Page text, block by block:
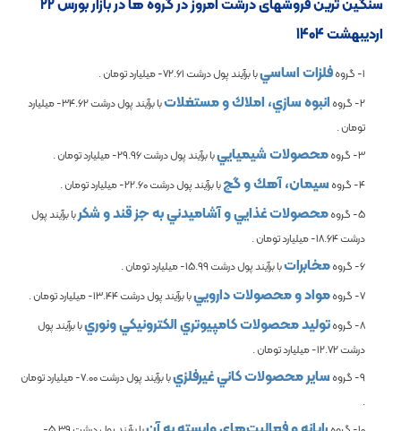
اردیبهشت 1404
1- گروه فلزات اساسيبا برآیند پول درشت-72.61میلیارد تومان .
2- گروه
انبوه سازي، املاك و مستغلاتبا برآیند پول درشت-34.62میلیارد
تومان .
3- گروه
محصولات شيمياييبا برآیند پول درشت-29.96میلیارد تومان .
4- گروه
سيمان، آهك و گچبا برآیند پول درشت-22.60میلیارد تومان .
5- گروه
محصولات غذايي و آشاميدني به جز قند و شكربا برآیند پول
درشت-18.64میلیارد تومان .
6- گروه
مخابراتبا برآیند پول درشت-15.99میلیارد تومان .
7- گروه
مواد و محصولات داروييبا برآیند پول درشت-13.44میلیارد تومان .
8- گروه
توليد محصولات كامپيوتري الكترونيكي ونوريبا برآیند پول
درشت-12.72میلیارد تومان .
9- گروه
ساير محصولات كاني غيرفلزيبا برآیند پول درشت-7.00میلیارد تومان
.